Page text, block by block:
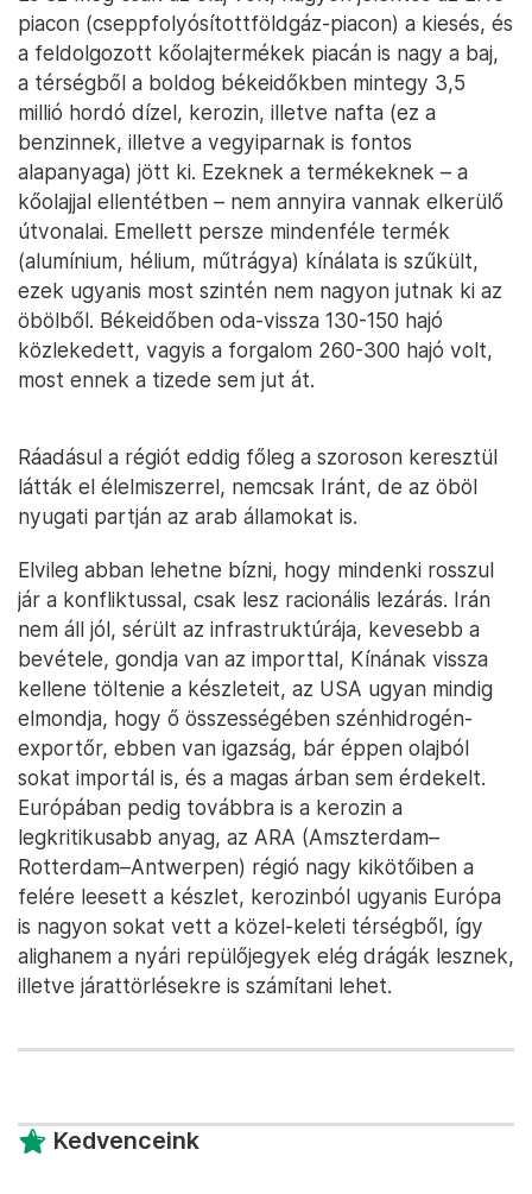
piacon (cseppfolyósítottföldgáz-piacon) a kiesés, és
a feldolgozott kőolajtermékek piacán is nagy a baj,
a térségből a boldog békeidőkben mintegy 3,5
millió hordó dízel, kerozin, illetve nafta (ez a
benzinnek, illetve a vegyiparnak is fontos
alapanyaga) jött ki. Ezeknek a termékeknek – a
kőolajjal ellentétben – nem annyira vannak elkerülő
útvonalai. Emellett persze mindenféle termék
(alumínium, hélium, műtrágya) kínálata is szűkült,
ezek ugyanis most szintén nem nagyon jutnak ki az
öbölből. Békeidőben oda-vissza 130-150 hajó
közlekedett, vagyis a forgalom 260-300 hajó volt,
most ennek a tizede sem jut át.
Ráadásul a régiót eddig főleg a szoroson keresztül
látták el élelmiszerrel, nemcsak Iránt, de az öböl
nyugati partján az arab államokat is.
Elvileg abban lehetne bízni, hogy mindenki rosszul
jár a konfliktussal, csak lesz racionális lezárás. Irán
nem áll jól, sérült az infrastruktúrája, kevesebb a
bevétele, gondja van az importtal, Kínának vissza
kellene töltenie a készleteit, az USA ugyan mindig
elmondja, hogy ő összességében szénhidrogén-
exportőr, ebben van igazság, bár éppen olajból
sokat importál is, és a magas árban sem érdekelt.
Európában pedig továbbra is a kerozin a
legkritikusabb anyag, az ARA (Amszterdam–
Rotterdam–Antwerpen) régió nagy kikötőiben a
felére leesett a készlet, kerozinból ugyanis Európa
is nagyon sokat vett a közel-keleti térségből, így
alighanem a nyári repülőjegyek elég drágák lesznek,
illetve járattörlésekre is számítani lehet.
Kedvenceink